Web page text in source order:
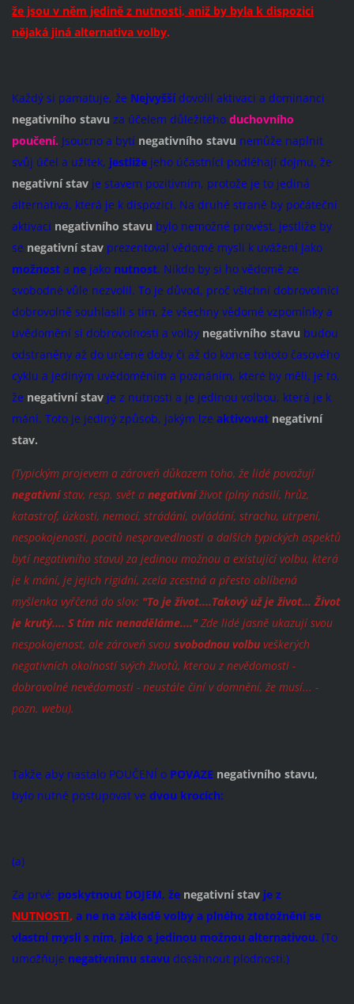
že jsou v něm jedině z nutnosti, aniž by byla k dispozici
nějaká jiná alternativa volby.
Každý si pamatuje, že Nejvyššídovolil aktivaci a dominanci
negativního stavu za účelem důležitého duchovního
poučení. Jsoucno a bytí negativního stavu nemůže naplnit
svůj účel a užitek, jestližejeho účastníci podléhají dojmu, že
negativní stavje stavem pozitivním, protože je to jediná
alternativa, která je k dispozici. Na druhé straně by počáteční
aktivaci negativního stavu bylo nemožné provést, jestliže by
se negativní stavprezentoval vědomé mysli k uvážení jako
možnost a nejako nutnost. Nikdo by si ho vědomě ze
svobodné vůle nezvolil. To je důvod, proč všichni dobrovolníci
dobrovolně souhlasili s tím, že všechny vědomé vzpomínky a
uvědomění si dobrovolnosti a volby negativního stavu budou
odstraněny až do určené doby či až do konce tohoto časového
cyklu a jediným uvědoměním a poznáním, které by měli, je to,
že negativní stavje z nutnosti a je jedinou volbou, která je k
mání. Toto je jediný způsob, jakým lze aktivovat negativní
stav.
(Typickým projevem a zároveň důkazem toho, že lidé považují
negativnístav, resp. svět a negativníživot (plný násilí, hrůz,
katastrof, úzkosti, nemocí, strádání, ovládání, strachu, utrpení,
nespokojenosti, pocitů nespravedlnosti a dalších typických aspektů
bytí negativního stavu) za jedinou možnou a existující volbu, která
je k mání, je jejich rigidní, zcela zcestná a přesto oblíbená
myšlenka vyřčená do slov: "To je život....Takový už je život... Život
je krutý.... S tím nic nenaděláme...."Zde lidé jasně ukazují svou
nespokojenost, ale zároveň svou svobodnou volbuveškerých
negativních okolností svých životů, kterou z nevědomosti -
dobrovolné nevědomosti - neustále činí v domnění, že musí... -
pozn. webu).
Takže aby nastalo POUČENÍ o POVAZE negativního stavu,
bylo nutné postupovat ve dvou krocích:
(a)
Za prvé: poskytnout DOJEM, že negativní stavje z
NUTNOSTI, a ne na základě volby a plného ztotožnění se
vlastní mysli s ním, jako s jedinou možnou alternativou. (To
umožňuje negativnímu stavu dosáhnout plodnosti.)